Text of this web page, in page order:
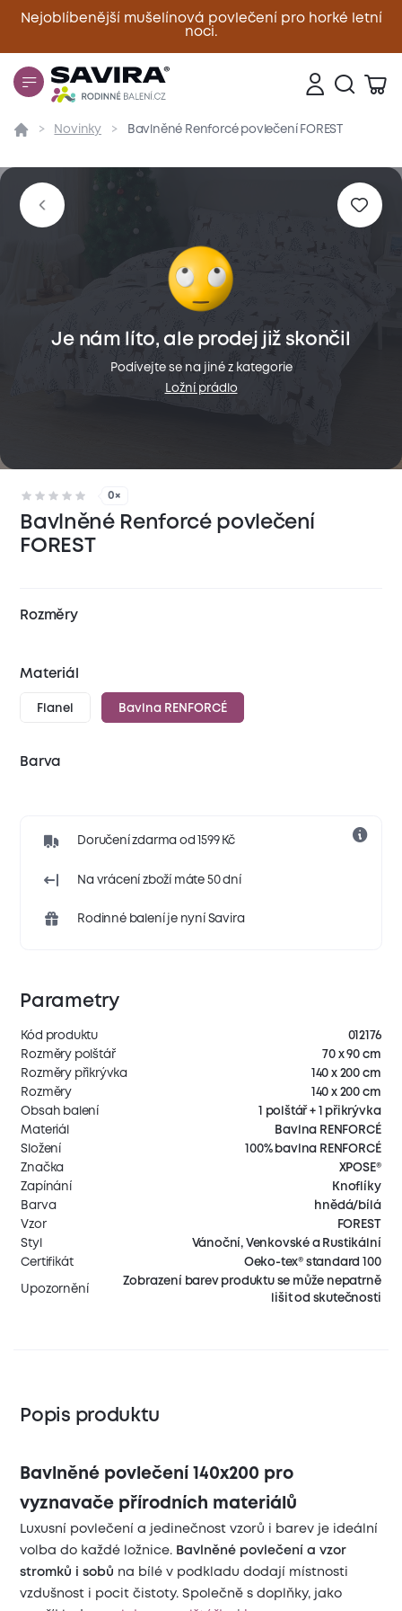
Nejoblíbenější mušelínová povlečení pro horké letní
noci.
Zavřít
Přehled Parametry Popis produktu
Novinky Bavlněné Renforcé povlečení FOREST
0×
Bavlněné Renforcé povlečení
FOREST
Rozměry
Materiál
Flanel Bavlna RENFORCÉ
Barva
Doručení zdarma od 1599 Kč
Na vrácení zboží máte 50 dní
Rodinné balení je nyní Savira
Je nám líto, ale prodej již skončil
Podívejte se na jiné z kategorie
Ložní prádlo
Parametry
Kód produktu
012176
Rozměry polštář
70 x 90 cm
Rozměry přikrývka
140 x 200 cm
Rozměry
140 x 200 cm
Obsah balení
1 polštář + 1 přikrývka
Materiál
Bavlna RENFORCÉ
Složení
100% bavlna RENFORCÉ
Značka
XPOSE®
Zapínání
Knoflíky
Barva
hnědá/bílá
Vzor
FOREST
Styl
Vánoční, Venkovské a Rustikální
Certifikát
Oeko-tex® standard 100
Upozornění
Zobrazení barev produktu se může nepatrně
lišit od skutečnosti
Popis produktu
Bavlněné povlečení 140x200 pro
vyznavače přírodních materiálů
Luxusní povlečení a jedinečnost vzorů i barev je ideální
volba do každé ložnice. Bavlněné povlečení a vzor
stromků i sobů na bílé v podkladu dodají místnosti
vzdušnost i pocit čistoty. Společně s doplňky, jako